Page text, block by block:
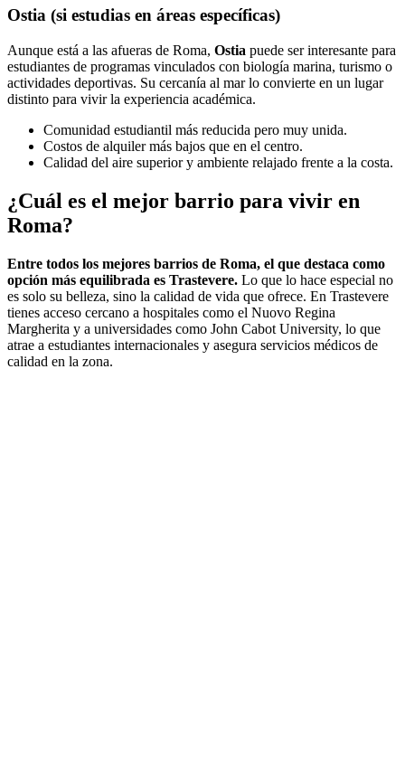
Ostia (si estudias en áreas específicas)
Aunque está a las afueras de Roma, Ostia puede ser interesante para
estudiantes de programas vinculados con biología marina, turismo o
actividades deportivas. Su cercanía al mar lo convierte en un lugar
distinto para vivir la experiencia académica.
Comunidad estudiantil más reducida pero muy unida.
Costos de alquiler más bajos que en el centro.
Calidad del aire superior y ambiente relajado frente a la costa.
¿Cuál es el mejor barrio para vivir en
Roma?
Entre todos los mejores barrios de Roma, el que destaca como
opción más equilibrada es Trastevere. Lo que lo hace especial no
es solo su belleza, sino la calidad de vida que ofrece. En Trastevere
tienes acceso cercano a hospitales como el Nuovo Regina
Margherita y a universidades como John Cabot University, lo que
atrae a estudiantes internacionales y asegura servicios médicos de
calidad en la zona.